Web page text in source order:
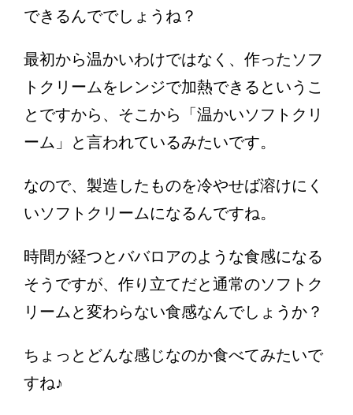
できるんででしょうね？
最初から温かいわけではなく、作ったソフ
トクリームをレンジで加熱できるというこ
とですから、そこから「温かいソフトクリ
ーム」と言われているみたいです。
なので、製造したものを冷やせば溶けにく
いソフトクリームになるんですね。
時間が経つとババロアのような食感になる
そうですが、作り立てだと通常のソフトク
リームと変わらない食感なんでしょうか？
ちょっとどんな感じなのか食べてみたいで
すね♪